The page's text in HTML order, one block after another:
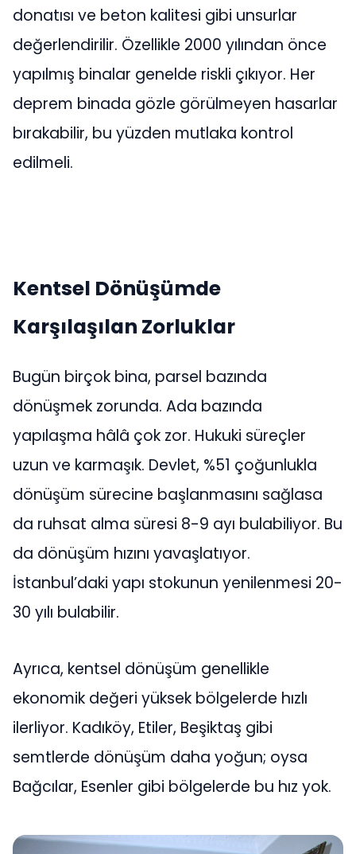
donatısı ve beton kalitesi gibi unsurlar
değerlendirilir. Özellikle 2000 yılından önce
yapılmış binalar genelde riskli çıkıyor. Her
deprem binada gözle görülmeyen hasarlar
bırakabilir, bu yüzden mutlaka kontrol
edilmeli.
Kentsel Dönüşümde
Karşılaşılan Zorluklar
Bugün birçok bina, parsel bazında
dönüşmek zorunda. Ada bazında
yapılaşma hâlâ çok zor. Hukuki süreçler
uzun ve karmaşık. Devlet, %51 çoğunlukla
dönüşüm sürecine başlanmasını sağlasa
da ruhsat alma süresi 8-9 ayı bulabiliyor. Bu
da dönüşüm hızını yavaşlatıyor.
İstanbul’daki yapı stokunun yenilenmesi 20-
30 yılı bulabilir.
Ayrıca, kentsel dönüşüm genellikle
ekonomik değeri yüksek bölgelerde hızlı
ilerliyor. Kadıköy, Etiler, Beşiktaş gibi
semtlerde dönüşüm daha yoğun; oysa
Bağcılar, Esenler gibi bölgelerde bu hız yok.